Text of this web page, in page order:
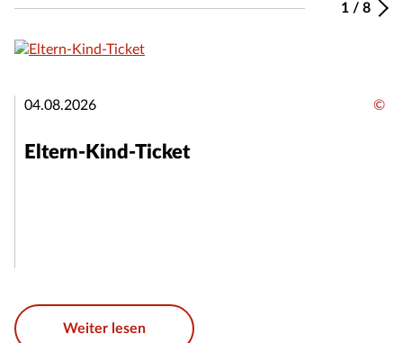
04.08.2026 ©
Eltern-Kind-Ticket
Weiter lesen
1 / 8